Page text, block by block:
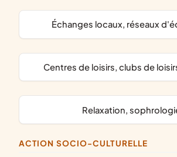
échanges locaux, réseaux
centres de loisirs, clubs de
relaxation,
ACTION SOCIO-CULTURELLE